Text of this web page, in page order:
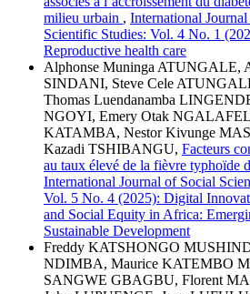
milieu urbain , International
Scientific Studies: Vol. 4 No. 1
Reproductive health care
Alphonse Muninga ATUNGALE,
SINDANI, Steve Cele
Thomas Luendanamba
NGOYI, Emery Otak
KATAMBA, Nestor Kivunge
Kazadi TSHIBANGU, Facteurs
au taux élevé de la fièvre typhoïde
International Journal of Social
Vol. 5 No. 4 (2025): Digital
and Social Equity in Africa:
Sustainable Development
Freddy KATSHONGO
NDIMBA, Maurice KATEMBO
SANGWE GBAGBU, Florent